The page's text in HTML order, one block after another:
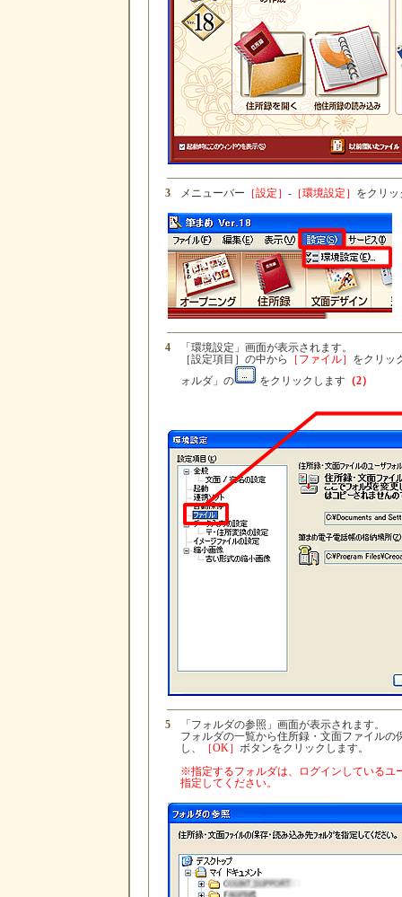
3 メニューバー ［設定］ - ［環境設定］ をクリ
4
「環境設定」画面が表示されます。
［設定項目］の中から
［ファイル］ をクリッ
ォルダ」の
をクリックします （2）
5
「フォルダの参照」画面が表示されます。
フォルダの一覧から住所録・文面ファイル
し、
［OK］ ボタンをクリックします。
※指定するフォルダは、ログインしているユ
指定してください。